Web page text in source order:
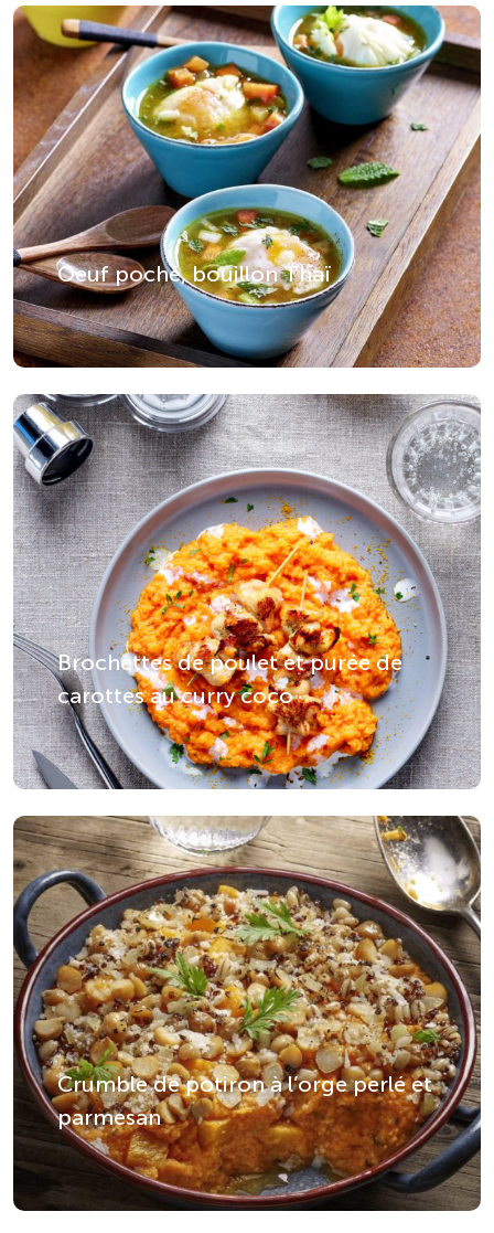
Oeuf poché, bouillon Thaï
Brochettes de poulet et purée de
carottes au curry coco
Crumble de potiron à l’orge perlé et
parmesan